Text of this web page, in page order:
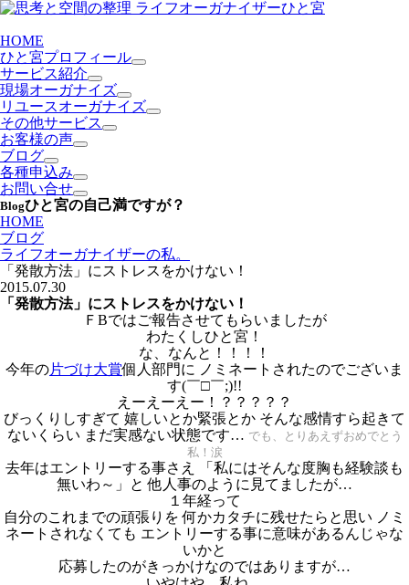
HOME
ひと宮プロフィール
サービス紹介
現場オーガナイズ
リユースオーガナイズ
その他サービス
お客様の声
ブログ
各種申込み
お問い合せ
Blogひと宮の自己満ですが？
HOME
ブログ
ライフオーガナイザーの私。
「発散方法」にストレスをかけない！
2015.07.30
「発散方法」にストレスをかけない！
ＦBではご報告させてもらいましたが
わたくしひと宮！
な、なんと！！！！
今年の片づけ大賞個人部門に ノミネートされたのでございま
す(￣□￣;)!!
えーえーえー！？？？？？
びっくりしすぎて 嬉しいとか緊張とか そんな感情すら起きて
ないくらい まだ実感ない状態です… でも、とりあえずおめでとう
私！涙
去年はエントリーする事さえ 「私にはそんな度胸も経験談も
無いわ～」と 他人事のように見てましたが…
１年経って
自分のこれまでの頑張りを 何かカタチに残せたらと思い ノミ
ネートされなくても エントリーする事に意味があるんじゃな
いかと
応募したのがきっかけなのではありますが…